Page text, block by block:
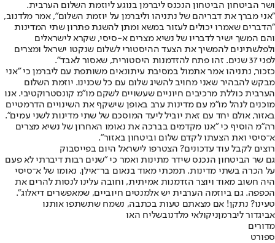
ושר הביטחון הביטחון הנכנס ליברמן בנוגע ליוזמת השלום הערבית.
"אני מברך את דבריהם של נתניהו וליברמן על יוזמת השלום", אמר מלדנוב,
"הדברים שאמרו יכולים לעזור במשא ומתן להשגת פתרון שתי המדינות
והם המשך ישיר לדבריו של נשיא מצרים א-סיסי, שקרא לישראלים
ולפלשתינים להמשיך את הצעד ההיסטורי לשלום שנקטו ישראל ומצרים
לפני 37 שנים. זהו פתח להזדמנות היסטורית, שאסור לאבד".
כזכור, נתניהו אמר אתמול במסיבת עיתונאים משותפת עם ליברמן כי "אני
מבקש להבהיר שאני מחויב להשיג שלום עם כל שכנינו. יוזמת השלום
הערבית כוללת מרכיבים חיוניים שעשויים לשקם מו"מ קונסטרוקטיבי. אנו
מוכנים לנהל מו"מ עם מדינות ערב באופן שישקף את השינויים הדרמטיים
באזור, אולם יחד עם זאת יוביל ליעד המוסכם של שתי מדינות לשני עמים".
רה"מ הוסיף כי "אנו מקדמים בברכה את נאומו האחרון של נשיא מצרים
א־סיסי ואת הצעתו לקדם שלום וביטחון באזור".
רוצים לקבל עוד עדכונים? הצטרפו לישראל היום בפייסבוק
גם שר הביטחון הנכנס שידר מתינות ואמר כי "שנים רבות דיברתי לא פעם
על הכרה בשתי מדינות. תמכתי מאוד בנאום בר־אילן. נאומו של א־סיסי
היה חשוב מאוד ויוצר הזדמנות אמיתית, וחובה עלינו לנסות להרים את
הכפפה. גם ביוזמה הערבית יש אלמנטים חיוביים, שמאפשרים דיאלוג".
טעינו? נתקן! אם מצאתם טעות בכתבה, נשמח שתשתפו אותנו
אביגדור ליברמןניקולאי מלדנובשליח האו
מדורים
ספורט